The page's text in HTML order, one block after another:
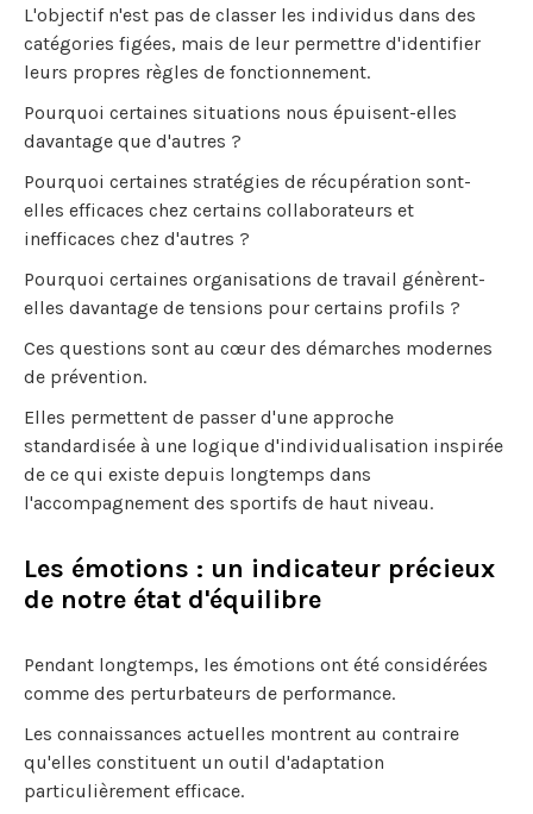
L'objectif n'est pas de classer les individus dans des
catégories figées, mais de leur permettre d'identifier
leurs propres règles de fonctionnement.
Pourquoi certaines situations nous épuisent-elles
davantage que d'autres ?
Pourquoi certaines stratégies de récupération sont-
elles efficaces chez certains collaborateurs et
inefficaces chez d'autres ?
Pourquoi certaines organisations de travail génèrent-
elles davantage de tensions pour certains profils ?
Ces questions sont au cœur des démarches modernes
de prévention.
Elles permettent de passer d'une approche
standardisée à une logique d'individualisation inspirée
de ce qui existe depuis longtemps dans
l'accompagnement des sportifs de haut niveau.
Les émotions : un indicateur précieux
de notre état d'équilibre
Pendant longtemps, les émotions ont été considérées
comme des perturbateurs de performance.
Les connaissances actuelles montrent au contraire
qu'elles constituent un outil d'adaptation
particulièrement efficace.